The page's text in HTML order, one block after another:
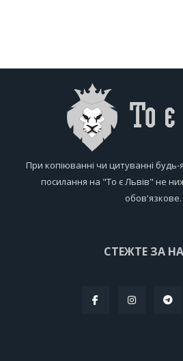
При копіюванні чи цитуванні будь-
посилання на "То є Львів" не
обов'язкове.
СТЕЖТЕ ЗА